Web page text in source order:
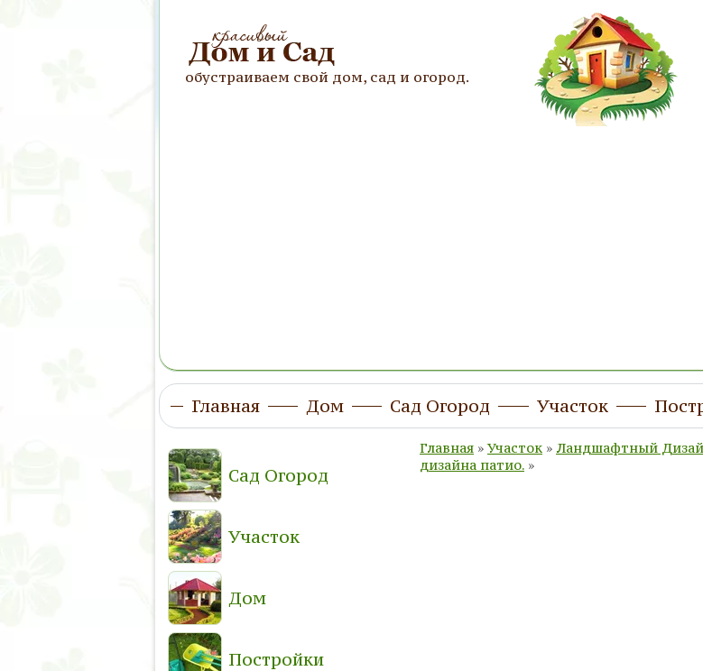
обустраиваем свой дом, сад и огород.
Главная Дом Сад Огород Участок
Главная »Участок » Ландшафтный
дизайна патио. »
Сад Огород
Участок
Дом
Постройки